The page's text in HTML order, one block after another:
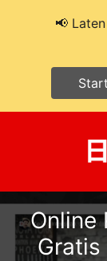
Online
Gratis
📢